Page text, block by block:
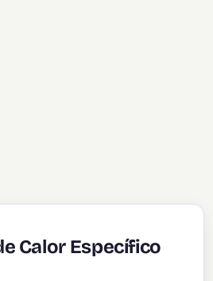
Calor Específico